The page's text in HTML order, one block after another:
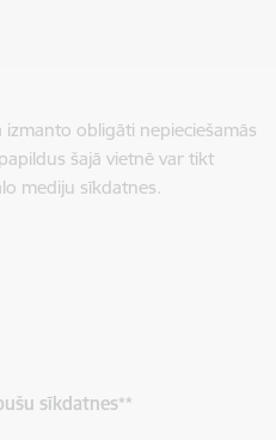
obligāti nepieciešamās
šajā vietnē var tikt
mediju sīkdatnes.
sīkdatnes**